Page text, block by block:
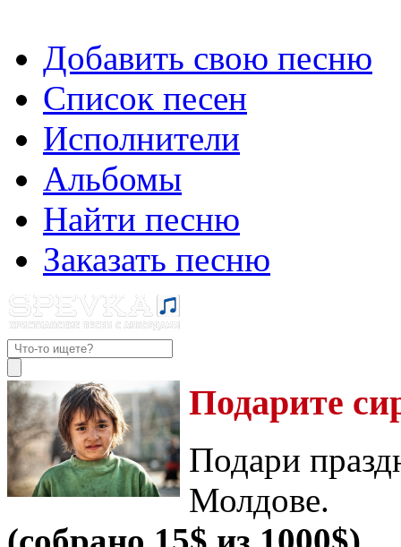
Добавить свою песню
Список песен
Исполнители
Альбомы
Найти песню
Заказать песню
Подарите
Подари
Молдове.